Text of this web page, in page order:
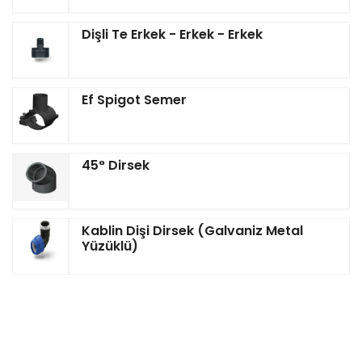
Dişli Te Erkek - Erkek - Erkek
Ef Spigot Semer
45° Dirsek
Kablin Dişi Dirsek (Galvaniz Metal
Yüzüklü)